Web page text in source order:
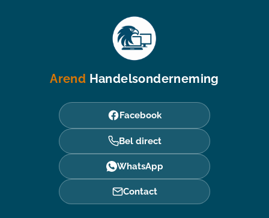
Arend Handelsonderneming
Facebook
Bel direct
WhatsApp
Contact